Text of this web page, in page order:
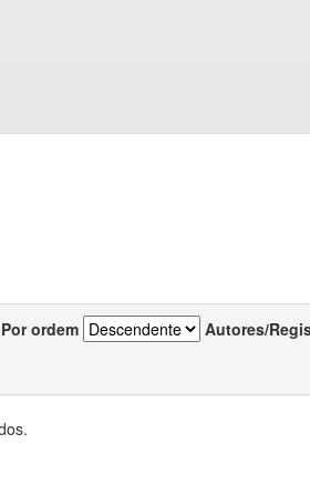
Por ordem Autores/